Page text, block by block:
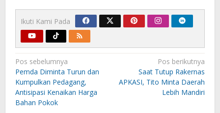
Ikuti Kami Pada
Navigasi
pos
Pos sebelumnya
Pemda Diminta Turun dan
Kumpulkan Pedagang,
Antisipasi Kenaikan Harga
Bahan Pokok
Pos berikutnya
Saat Tutup Rakernas
APKASI, Tito Minta Daerah
Lebih Mandiri